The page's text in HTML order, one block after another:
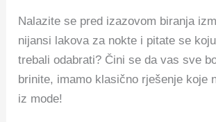
Nalazite se pred izazovom biranja
nijansi lakova za nokte i pitate se
trebali odabrati? Čini se da vas sve
brinite, imamo klasično rješenje koje
iz mode!